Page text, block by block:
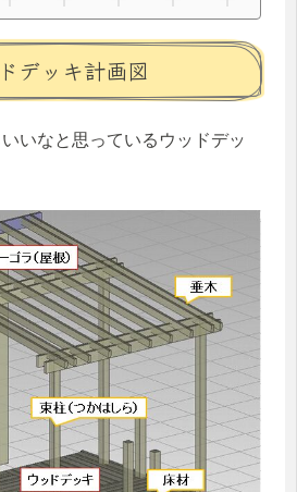
デッキ計画図
いなと思っているウッドデッ